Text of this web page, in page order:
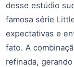
desse estúdio
famosa série
expectativas e
fato. A
refinada,